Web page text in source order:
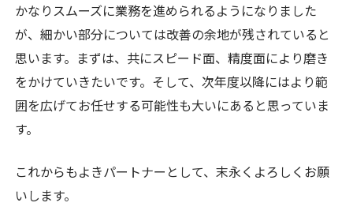
かなりスムーズに業務を進められるようになりました
が、細かい部分については改善の余地が残されていると
思います。まずは、共にスピード面、精度面により磨き
をかけていきたいです。そして、次年度以降にはより範
囲を広げてお任せする可能性も大いにあると思っていま
す。
これからもよきパートナーとして、末永くよろしくお願
いします。